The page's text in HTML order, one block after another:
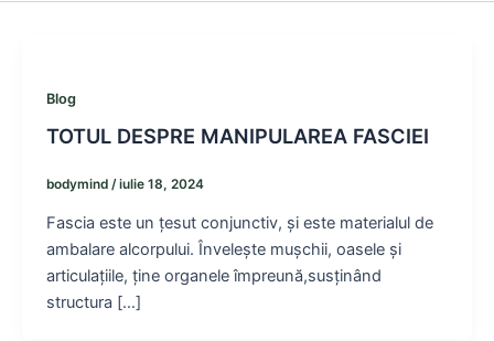
Blog
TOTUL DESPRE MANIPULAREA FASCIEI
bodymind /iulie 18, 2024
Fascia este un țesut conjunctiv, și este materialul de
ambalare alcorpului. Învelește mușchii, oasele și
articulațiile, ține organele împreună,susținând
structura […]